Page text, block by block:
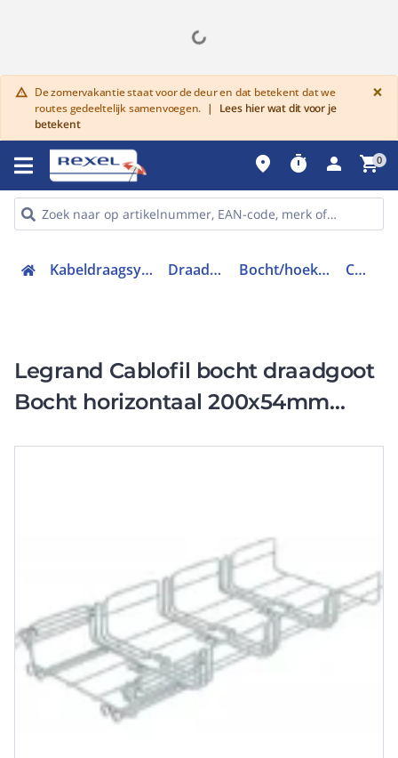
warning De zomervakantie staat voor de deur en dat betekent dat we
routes gedeeltelijk samenvoegen. |
Lees hier wat dit voor je
betekent
×
place timer person shopping_cart0
Kabeldraagsystemen en goten Draadgoten staal Bocht/hoekstuk draadgoot CM220091
Legrand Cablofil bocht draadgoot
Bocht horizontaal 200x54mm